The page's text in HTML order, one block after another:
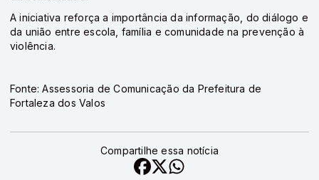
A iniciativa reforça a importância da informação, do diálogo e
da união entre escola, família e comunidade na prevenção à
violência.
Fonte: Assessoria de Comunicação da Prefeitura de
Fortaleza dos Valos
Compartilhe essa notícia